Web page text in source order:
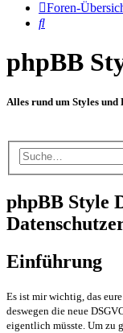
Foren-
Suche
phpBB
Alles rund um Styles und
phpBB Style
Einführung
Es ist mir wichtig, das
deswegen die neue
eigentlich müsste. Um zu